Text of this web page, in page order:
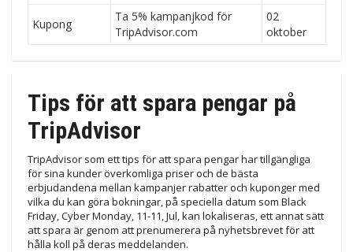
Kupong
Ta 5% kampanjkod för
TripAdvisor.com
02
oktober
Tips för att spara pengar på
TripAdvisor
TripAdvisor som ett tips för att spara pengar har tillgängliga
för sina kunder överkomliga priser och de bästa
erbjudandena mellan kampanjer rabatter och kuponger med
vilka du kan göra bokningar, på speciella datum som Black
Friday, Cyber Monday, 11-11, Jul, kan lokaliseras, ett annat sätt
att spara är genom att prenumerera på nyhetsbrevet för att
hålla koll på deras meddelanden.